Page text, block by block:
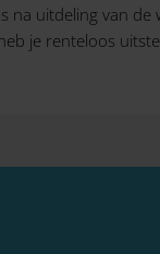
uitdeling van
je renteloos